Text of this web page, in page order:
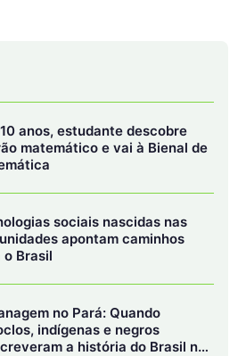
anos, estudante descobre
matemático e vai à Bienal de
sociais nascidas nas
apontam caminhos
o Brasil
no Pará: Quando
indígenas e negros
a história do Brasil no